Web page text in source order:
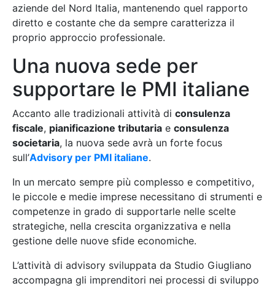
aziende del Nord Italia, mantenendo quel rapporto
diretto e costante che da sempre caratterizza il
proprio approccio professionale.
Una nuova sede per
supportare le PMI italiane
Accanto alle tradizionali attività di consulenza
fiscale, pianificazione tributaria e consulenza
societaria, la nuova sede avrà un forte focus
sull’Advisory per PMI italiane.
In un mercato sempre più complesso e competitivo,
le piccole e medie imprese necessitano di strumenti e
competenze in grado di supportarle nelle scelte
strategiche, nella crescita organizzativa e nella
gestione delle nuove sfide economiche.
L’attività di advisory sviluppata da Studio Giugliano
accompagna gli imprenditori nei processi di sviluppo